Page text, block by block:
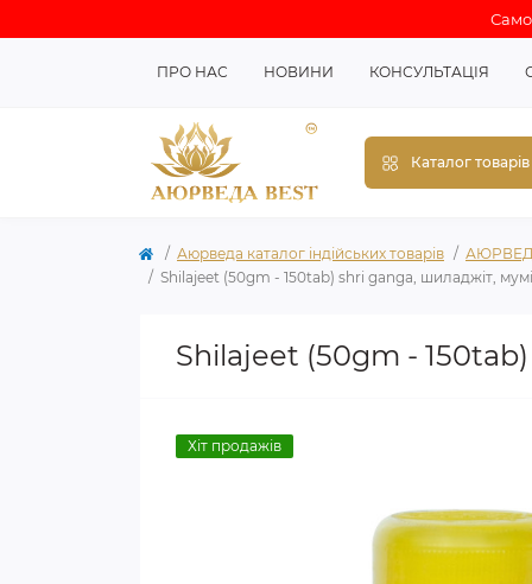
ПРО НАС НОВИНИ КОНСУЛЬТАЦІЯ
Каталог товарів
Аюрведа каталог індійських товарів
Shilajeet (50gm - 150tab) shri ganga, шиладжіт,
Shilajeet (50gm -
Хіт продажів